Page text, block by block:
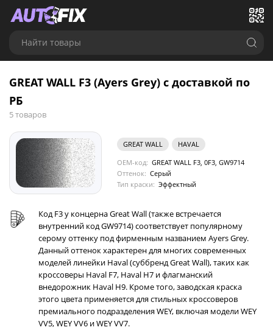
Найти товары
GREAT WALL F3 (Ayers Grey) с доставкой по
РБ
5 товаров
GREAT WALL
HAVAL
OEM-код: GREAT WALL F3, 0F3, GW9714
Оттенок: Серый
Тип краски: Эффектный
Код F3 у концерна Great Wall (также встречается
внутренний код GW9714) соответствует популярному
серому оттенку под фирменным названием Ayers Grey.
Данный оттенок характерен для многих современных
моделей линейки Haval (суббренд Great Wall), таких как
кроссоверы Haval F7, Haval H7 и флагманский
внедорожник Haval H9. Кроме того, заводская краска
этого цвета применяется для стильных кроссоверов
премиального подразделения WEY, включая модели WEY
VV5, WEY VV6 и WEY VV7.